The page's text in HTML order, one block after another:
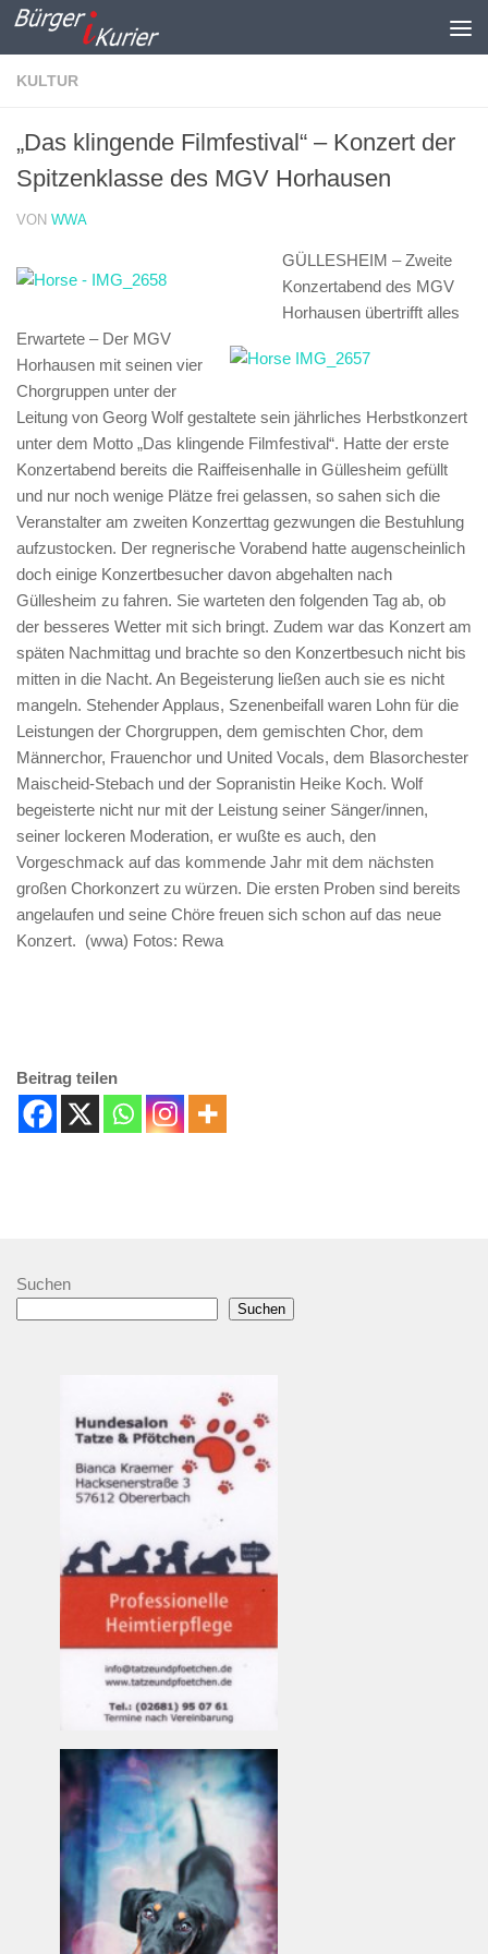
Zum Inhalt springen
KULTUR
„Das klingende Filmfestival“ – Konzert der
Spitzenklasse des MGV Horhausen
VON WWA
GÜLLESHEIM – Zweite
Konzertabend des MGV
Horhausen übertrifft alles
Erwartete – Der MGV
Horhausen mit seinen vier
Chorgruppen unter der
Leitung von Georg Wolf gestaltete sein jährliches Herbstkonzert
unter dem Motto „Das klingende Filmfestival“. Hatte der erste
Konzertabend bereits die Raiffeisenhalle in Güllesheim gefüllt
und nur noch wenige Plätze frei gelassen, so sahen sich die
Veranstalter am zweiten Konzerttag gezwungen die Bestuhlung
aufzustocken. Der regnerische Vorabend hatte augenscheinlich
doch einige Konzertbesucher davon abgehalten nach
Güllesheim zu fahren. Sie warteten den folgenden Tag ab, ob
der besseres Wetter mit sich bringt. Zudem war das Konzert am
späten Nachmittag und brachte so den Konzertbesuch nicht bis
mitten in die Nacht. An Begeisterung ließen auch sie es nicht
mangeln. Stehender Applaus, Szenenbeifall waren Lohn für die
Leistungen der Chorgruppen, dem gemischten Chor, dem
Männerchor, Frauenchor und United Vocals, dem Blasorchester
Maischeid-Stebach und der Sopranistin Heike Koch. Wolf
begeisterte nicht nur mit der Leistung seiner Sänger/innen,
seiner lockeren Moderation, er wußte es auch, den
Vorgeschmack auf das kommende Jahr mit dem nächsten
großen Chorkonzert zu würzen. Die ersten Proben sind bereits
angelaufen und seine Chöre freuen sich schon auf das neue
Konzert. (wwa) Fotos: Rewa
Beitrag teilen
Suchen
Suchen